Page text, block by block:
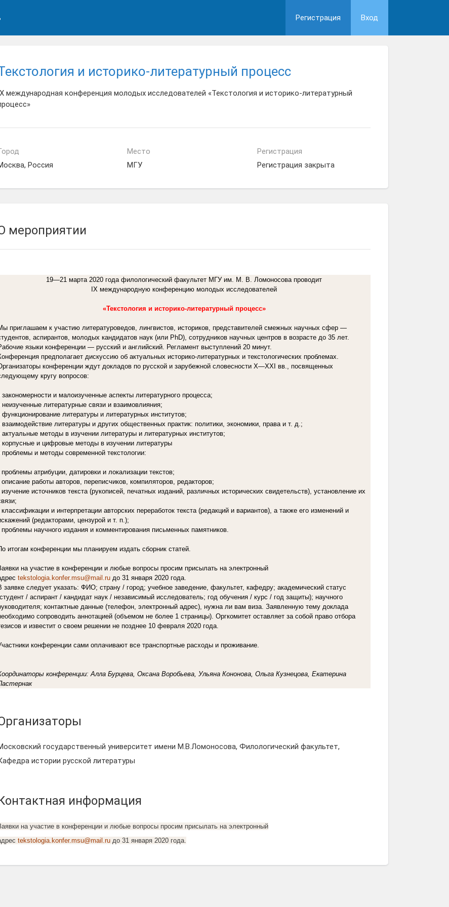
Регистрация Вход
и историко-литературный процесс
международная конференция молодых исследователей «Текстология и историко-литературный
Россия
Место
МГУ
Регистрация
Регистрация закрыта
мероприятии
19—21 марта 2020 года филологический факультет МГУ им. М. В. Ломоносова проводит
IX международную конференцию молодых исследователей
«Текстология и историко-литературный процесс»
приглашаем к участию литературоведов, лингвистов, историков, представителей смежных научных сфер —
аспирантов, молодых кандидатов наук (или PhD), сотрудников научных центров в возрасте до 35 лет.
языки конференции — русский и английский. Регламент выступлений 20 минут.
предполагает дискуссию об актуальных историко-литературных и текстологических проблемах.
конференции ждут докладов по русской и зарубежной словесности X—XXI вв., посвященных
кругу вопросов:
закономерности и малоизученные аспекты литературного процесса;
неизученные литературные связи и взаимовлияния;
функционирование литературы и литературных институтов;
взаимодействие литературы и других общественных практик: политики, экономики, права и т. д.;
актуальные методы в изучении литературы и литературных институтов;
корпусные и цифровые методы в изучении литературы
проблемы и методы современной текстологии:
проблемы атрибуции, датировки и локализации текстов;
описание работы авторов, переписчиков, компиляторов, редакторов;
изучение источников текста (рукописей, печатных изданий, различных исторических свидетельств), установление их
классификации и интерпретации авторских переработок текста (редакций и вариантов), а также его изменений и
(редакторами, цензурой и т. п.);
проблемы научного издания и комментирования письменных памятников.
итогам конференции мы планируем издать сборник статей.
на участие в конференции и любые вопросы просим присылать на электронный
tekstologia.konfer.msu@mail.ru до 31 января 2020 года.
заявке следует указать: ФИО; страну / город; учебное заведение, факультет, кафедру; академический статус
/ аспирант / кандидат наук / независимый исследователь; год обучения / курс / год защиты); научного
контактные данные (телефон, электронный адрес), нужна ли вам виза. Заявленную тему доклада
сопроводить аннотацией (объемом не более 1 страницы). Оргкомитет оставляет за собой право отбора
и известит о своем решении не позднее 10 февраля 2020 года.
конференции сами оплачивают все транспортные расходы и проживание.
конференции: Алла Бурцева, Оксана Воробьева, Ульяна Кононова, Ольга Кузнецова, Екатерина
государственный университет имени М.В.Ломоносова, Филологический факультет,
истории русской литературы
информация
на участие в конференции и любые вопросы просим присылать на электронный
tekstologia.konfer.msu@mail.ru до 31 января 2020 года.